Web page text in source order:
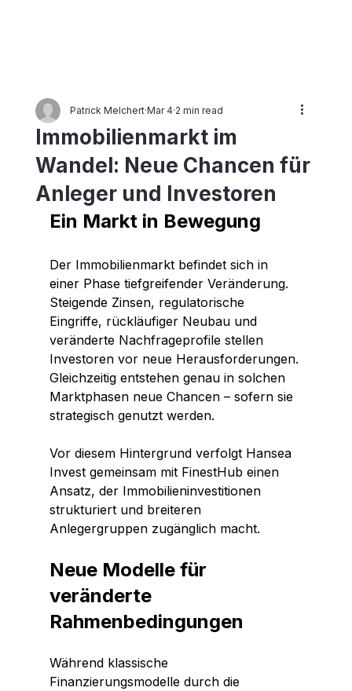
HANSE
INVESTeG
Immobilienmarkt im
Wandel: Neue Chancen für
Anleger und Investoren
Patrick Melchert Mar 4 2 min read
Ein Markt in Bewegung
Der Immobilienmarkt befindet sich in
einer Phase tiefgreifender Veränderung.
Steigende Zinsen, regulatorische
Eingriffe, rückläufiger Neubau und
veränderte Nachfrageprofile stellen
Investoren vor neue Herausforderungen.
Gleichzeitig entstehen genau in solchen
Marktphasen neue Chancen – sofern sie
strategisch genutzt werden.
Vor diesem Hintergrund verfolgt Hansea
Invest gemeinsam mit FinestHub einen
Ansatz, der Immobilieninvestitionen
strukturiert und breiteren
Anlegergruppen zugänglich macht.
Neue Modelle für
veränderte
Rahmenbedingungen
Während klassische
Finanzierungsmodelle durch die